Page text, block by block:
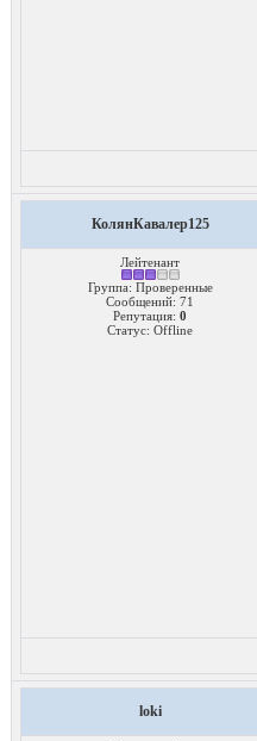
КолянКавалер125
Лейтенант
Группа: Проверенные
Сообщений: 71
Репутация: 0
Статус: Offline
loki